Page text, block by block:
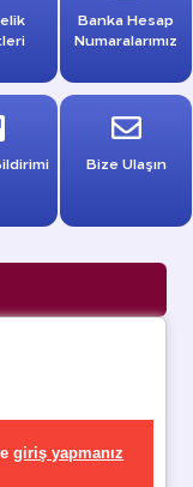
Banka Hesap
Numaralarımız
Bize Ulaşın
giriş yapmanız